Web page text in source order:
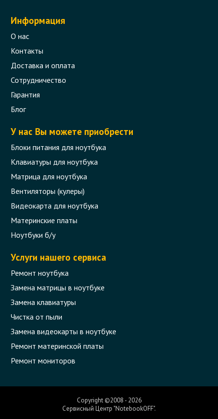
Информация
О нас
Контакты
Доставка и оплата
Сотрудничество
Гарантия
Блог
У нас Вы можете приобрести
Блоки питания для ноутбука
Клавиатуры для ноутбука
Матрица для ноутбука
Вентиляторы (кулеры)
Видеокарта для ноутбука
Материнские платы
Ноутбуки б/у
Услуги нашего сервиса
Ремонт ноутбука
Замена матрицы в ноутбуке
Замена клавиатуры
Чистка от пыли
Замена видеокарты в ноутбуке
Ремонт материнской платы
Ремонт мониторов
Copyright ©2008 - 2026
Сервисный Центр "NotebookOFF".